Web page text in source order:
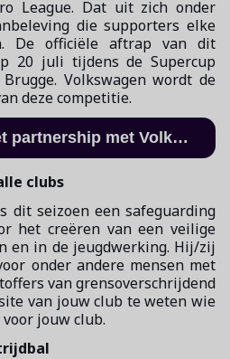
League. Dat uit zich onder
die supporters elke
De officiële aftrap van dit
20 juli tijdens de Supercup
Volkswagen wordt de
deze competitie.
Meer info over het partnership met Volkswagen
clubs
dit seizoen een safeguarding
het creëren van een veilige
en in de jeugdwerking. Hij/zij
onder andere mensen met
van grensoverschrijdend
van jouw club te weten wie
jouw club.